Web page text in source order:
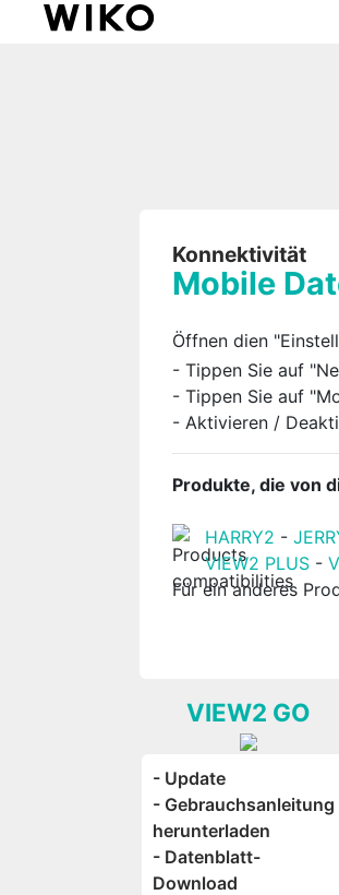
Konnektivität
Mobile
Öffnen dien
- Tippen Sie auf
- Tippen Sie auf
- Aktivieren /
Produkte, die von
HARRY2 -
VIEW2 PLUS -
Für ein anderes
VIEW2 GO
- Update
- Gebrauchsanleitung
herunterladen
- Datenblatt-
Download